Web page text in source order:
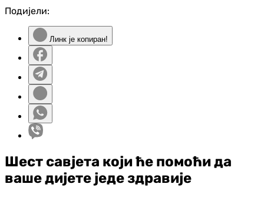
Подијели:
Линк је копиран!
Шест савјета који ће помоћи да
ваше дијете једе здравије